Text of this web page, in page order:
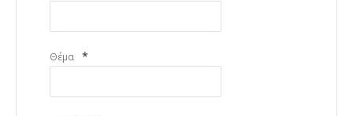
Θέμα *